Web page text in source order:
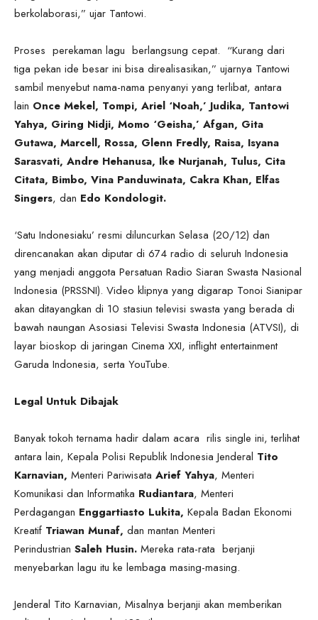
berkolaborasi,” ujar Tantowi.
Proses perekaman lagu berlangsung cepat. “Kurang dari
tiga pekan ide besar ini bisa direalisasikan,” ujarnya Tantowi
sambil menyebut nama-nama penyanyi yang terlibat, antara
lain Once Mekel, Tompi, Ariel ‘Noah,’ Judika, Tantowi
Yahya, Giring Nidji, Momo ‘Geisha,’ Afgan, Gita
Gutawa, Marcell, Rossa, Glenn Fredly, Raisa, Isyana
Sarasvati, Andre Hehanusa, Ike Nurjanah, Tulus, Cita
Citata, Bimbo, Vina Panduwinata, Cakra Khan, Elfas
Singers, dan Edo Kondologit.
‘Satu Indonesiaku’ resmi diluncurkan Selasa (20/12) dan
direncanakan akan diputar di 674 radio di seluruh Indonesia
yang menjadi anggota Persatuan Radio Siaran Swasta Nasional
Indonesia (PRSSNI). Video klipnya yang digarap Tonoi Sianipar
akan ditayangkan di 10 stasiun televisi swasta yang berada di
bawah naungan Asosiasi Televisi Swasta Indonesia (ATVSI), di
layar bioskop di jaringan Cinema XXI, inflight entertainment
Garuda Indonesia, serta YouTube.
Legal Untuk Dibajak
Banyak tokoh ternama hadir dalam acara rilis single ini, terlihat
antara lain, Kepala Polisi Republik Indonesia Jenderal Tito
Karnavian, Menteri Pariwisata Arief Yahya, Menteri
Komunikasi dan Informatika Rudiantara, Menteri
Perdagangan Enggartiasto Lukita, Kepala Badan Ekonomi
Kreatif Triawan Munaf, dan mantan Menteri
Perindustrian Saleh Husin. Mereka rata-rata berjanji
menyebarkan lagu itu ke lembaga masing-masing.
Jenderal Tito Karnavian, Misalnya berjanji akan memberikan